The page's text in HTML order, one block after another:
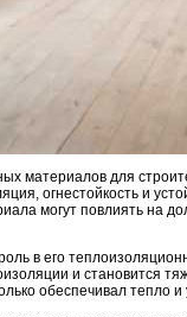
материалов для
огнестойкость и
могут повлиять на
в его
и становится
обеспечивал